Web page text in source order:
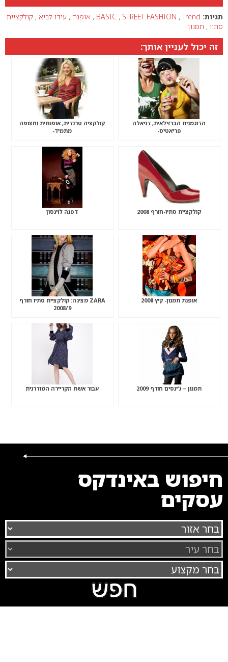
תגיות: BASIC , STREET FASHION , Trend
, אופנה , עידו לביא , קולקציית
סתיו , תמנון
זה יכול לעניין אותך:
הדוגמנית הברזילאית, דניאלה
פריאטיס-
קולקציה טרנדית, אופנתית וחצופה
מתמיד-
קולקציית סתיו-חורף 2008 דפנה לוינסון
אופנת תמנון- קיץ 2008
ZARA מציגה: קולקציית סתיו חורף
2008/9
תמנון – ג’ינסים חורף 2009 עבור אשת הקריירה המודרנית
חיפוש באינדקס
עסקים